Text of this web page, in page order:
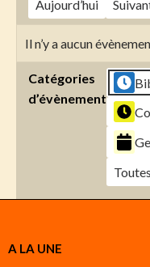
Aujourd’hui
Il n’y a aucun
Catégories
d’évènement
Créer
A LA UNE